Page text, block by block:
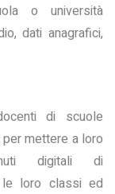
o università
dati anagrafici,
di scuole
mettere a loro
digitali di
le loro classi ed